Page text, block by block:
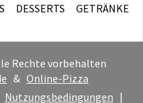
DESSERTS GETRÄNKE
Rechte vorbehalten
& Online-Pizza
Nutzungsbedingungen |